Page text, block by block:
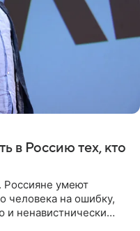
в Россию тех, кто
умеют
человека на ошибку,
и ненавистнически